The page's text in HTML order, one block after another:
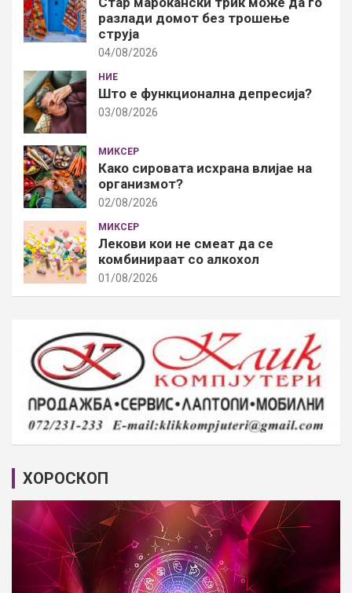
разлади домот без трошење
струја
04/08/2026
НИЕ
Што е функционална депресија?
03/08/2026
МИКСЕР
Како сировата исхрана влијае на
организмот?
02/08/2026
МИКСЕР
Лекови кои не смеат да се
комбинираат со алкохол
01/08/2026
ХОРОСКОП